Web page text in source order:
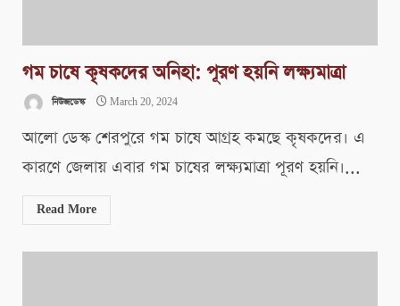
গম চাষে কৃষকদের অনিহা: পূরণ হয়নি লক্ষ্যমাত্রা
নিউজডেস্ক March 20, 2024
আলো ডেস্ক শেরপুরে গম চাষে আগ্রহ কমছে কৃষকদের। এ
কারণে জেলায় এবার গম চাষের লক্ষ্যমাত্রা পূরণ হয়নি।...
Read More